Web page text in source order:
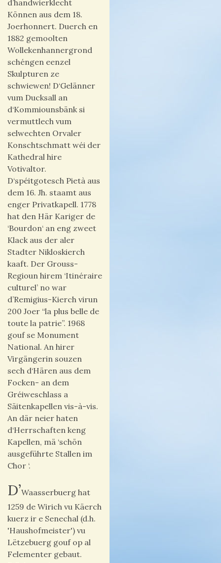
d’handwierklecht
Können aus dem 18.
Joerhonnert. Duerch en
1882 gemoolten
Wollekenhannergrond
schéngen eenzel
Skulpturen ze
schwiewen! D‘Gelänner
vum Ducksall an
d‘Kommiounsbänk si
vermuttlech vum
selwechten Orvaler
Konschtschmatt wéi der
Kathedral hire
Votivaltor.
D‘spéitgotesch Pietà aus
dem 16. Jh. staamt aus
enger Privatkapell. 1778
hat den Här Kariger de
‘Bourdon‘ an eng zweet
Klack aus der aler
Stadter Nikloskierch
kaaft. Der Grouss-
Regioun hirem ‘Itinéraire
culturel’ no war
d’Remigius-Kierch virun
200 Joer “la plus belle de
toute la patrie”. 1968
gouf se Monument
National. An hirer
Virgängerin souzen
sech d‘Hären aus dem
Focken- an dem
Gréiweschlass a
Säitenkapellen vis-à-vis.
An där neier haten
d‘Herrschaften keng
Kapellen, mä ‘schön
ausgeführte Stallen im
Chor ‘.
D’Waasserbuerg hat
1259 de Wirich vu Käerch
kuerz ir e Senechal (d.h.
'Haushofmeister') vu
Lëtzebuerg gouf op al
Felementer gebaut.